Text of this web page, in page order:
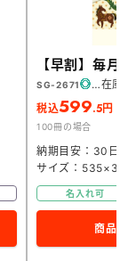
【早割】毎月
SG-2671
在庫
税込599.5円 /
100冊の場合
納期目安：30日～
サイズ：
名入れ可
商品詳